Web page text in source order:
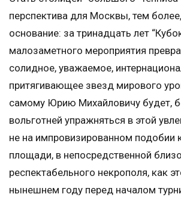
перспектива для Москвы, тем
основание: за тринадцать лет
малозаметного мероприятия
солидное, уважаемое,
притягивающее звезд мирового
самому Юрию Михайловичу будет,
вольготней упражняться в этой
не на импровизированном подобии
площади, в непосредственной
респектабельного некрополя, как
нынешнем году перед началом